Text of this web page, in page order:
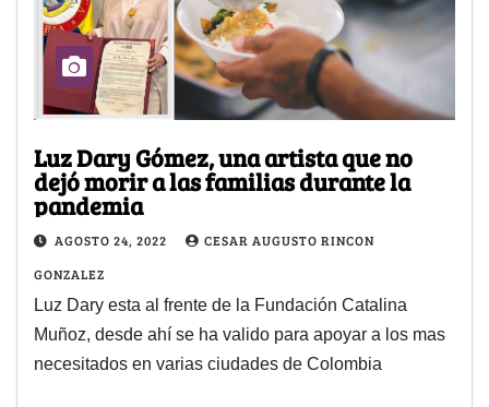
Luz Dary Gómez, una artista que no
dejó morir a las familias durante la
pandemia
AGOSTO 24, 2022
CESAR AUGUSTO RINCON
GONZALEZ
Luz Dary esta al frente de la Fundación Catalina
Muñoz, desde ahí se ha valido para apoyar a los mas
necesitados en varias ciudades de Colombia